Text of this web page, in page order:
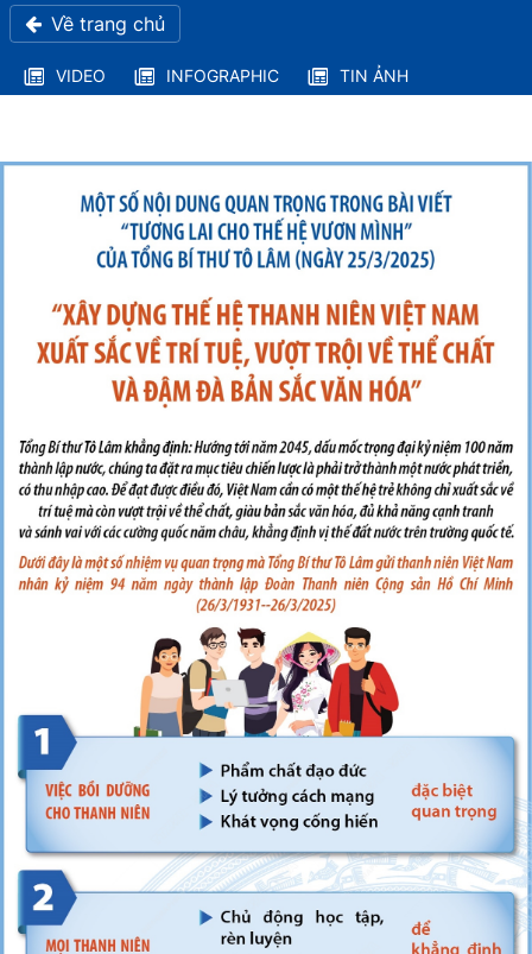
Về trang chủ
VIDEO INFOGRAPHIC TIN ẢNH